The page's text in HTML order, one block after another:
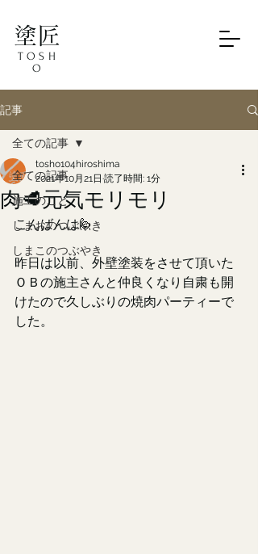
塗匠
TOSH
O
記事
全ての記事
施工のこと
しまおのつぶやき
しまこのつぶやき
全ての記事
肉🥩元気モリモリ
tosho104hiroshima
2021年10月21日 読了時間: 1分
こんばんは🙋
昨日は以前、外壁塗装をさせて頂いた
ＯＢの施主さんと仲良くなり自粛も開
けたので久しぶりの焼肉パーティーで
した。